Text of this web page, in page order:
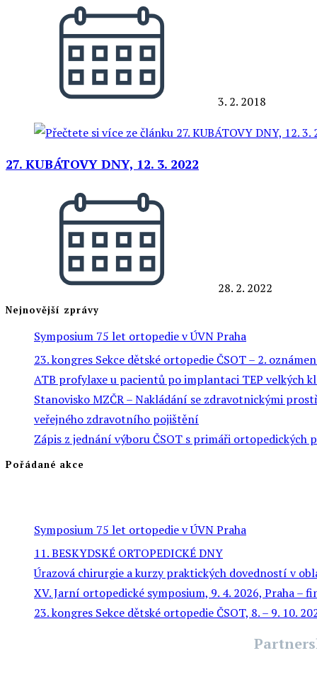
3. 2. 2018
27. KUBÁTOVY DNY, 12. 3. 2022
28. 2. 2022
Nejnovější zprávy
Symposium 75 let ortopedie v ÚVN Praha
23. kongres Sekce dětské ortopedie ČSOT – 2.
ATB profylaxe u pacientů po implantaci TEP velkých
Stanovisko MZČR – Nakládání se zdravotnickými
veřejného zdravotního pojištění
Zápis z jednání výboru ČSOT s primáři ortopedických
Pořádané akce
Symposium 75 let ortopedie v ÚVN Praha
11. BESKYDSKÉ ORTOPEDICKÉ DNY
Úrazová chirurgie a kurzy praktických dovedností v
XV. Jarní ortopedické symposium, 9. 4. 2026, Praha –
23. kongres Sekce dětské ortopedie ČSOT, 8. – 9. 10.